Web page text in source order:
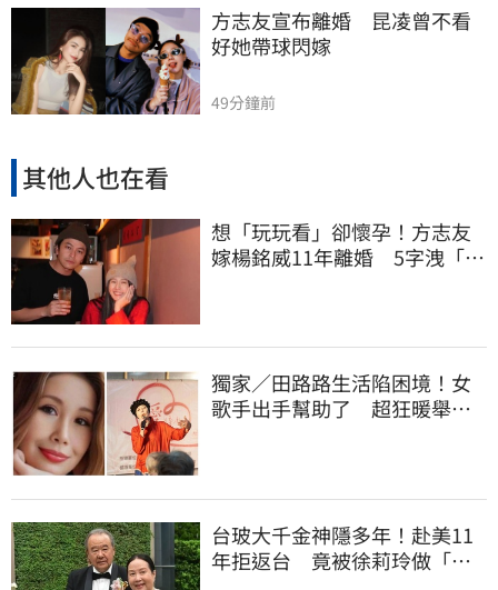
方志友宣布離婚　昆凌曾不看
好她帶球閃嫁
49分鐘前
其他人也在看
想「玩玩看」卻懷孕！方志友
嫁楊銘威11年離婚 5字洩「分
獨家／田路路生活陷困境！女
歌手出手幫助了 超狂暖舉曝
台玻大千金神隱多年！赴美11
年拒返台 竟被徐莉玲做「這